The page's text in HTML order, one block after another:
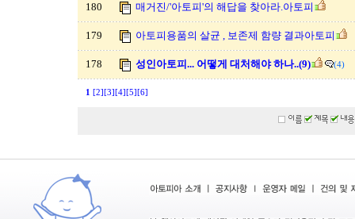
180 매거진/'아토피'의 해답을 찾아라.아토피
179 아토피용품의 살균 , 보존제 함량 결과아토피
178 성인아토피... 어떻게 대처해야 하나..(9) (4)
1 [2] [3] [4] [5] [6]